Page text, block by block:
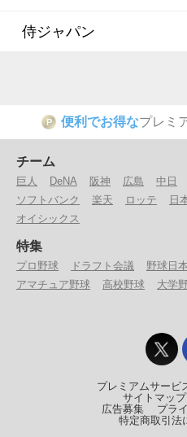
侍ジャパン
P 便利でお得なプレミ
チーム
巨人 DeNA 阪神 広島 中日
ソフトバンク
楽天 ロッテ 日
オイシックス
特集
プロ野球 ドラフト会議
野球日
アマチュア野球
高校野球 大学
プレミアムサービ
サイトマップ
広告募集
プラ
特定商取引法